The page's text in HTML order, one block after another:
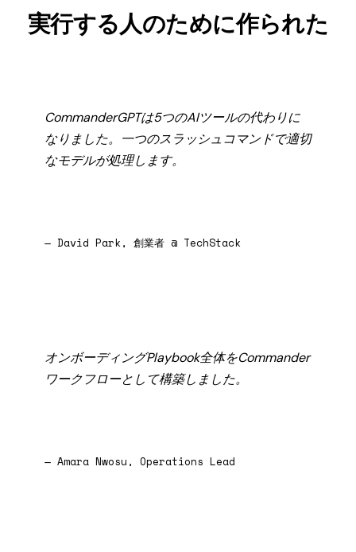
実行する人のために作られた
CommanderGPTは5つのAIツールの代わりに
なりました。一つのスラッシュコマンドで適切
なモデルが処理します。
— David Park, 創業者 @ TechStack
オンボーディングPlaybook全体をCommander
ワークフローとして構築しました。
— Amara Nwosu, Operations Lead